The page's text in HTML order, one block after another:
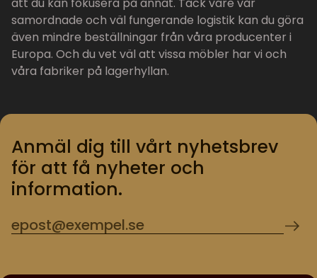
samordnade och väl fungerande logistik kan du göra
även mindre beställningar från våra producenter i
Europa. Och du vet väl att vissa möbler har vi och
våra fabriker på lagerhyllan.
Anmäl dig till vårt nyhetsbrev
för att få nyheter och
information.